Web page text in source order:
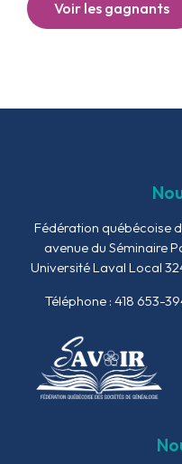
Voir les gagnants
Fédération québécoise
avenue du Séminaire
Université Laval Local
Téléphone : 418 653-